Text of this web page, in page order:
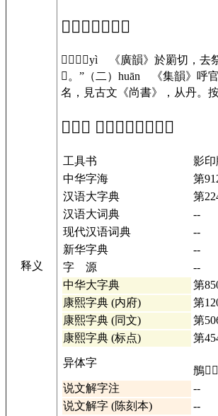
释义
「𣎅」基本解释
𣎅（一）yì 《廣韻》於罽切，
𣎅。”（二）huān 《集韻》呼
名，見古文《尚書》，从丹。
「𣎅」 在工具书中的解释
工具书 影印
中华字海
第
汉语大字典
第
汉语大词典
--
现代汉语词典
--
新华字典
--
字 源
--
中华大字典
第
康熙字典 (内府)
第
康熙字典 (同文)
第
康熙字典 (标点)
第
异体字
鴅𦝲𩿊
说文解字注
--
说文解字 (陈刻本)
--